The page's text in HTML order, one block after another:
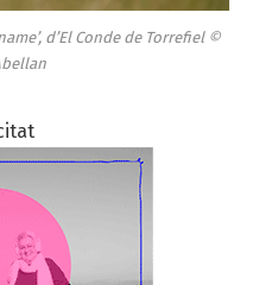
d’El Conde de Torrefiel ©